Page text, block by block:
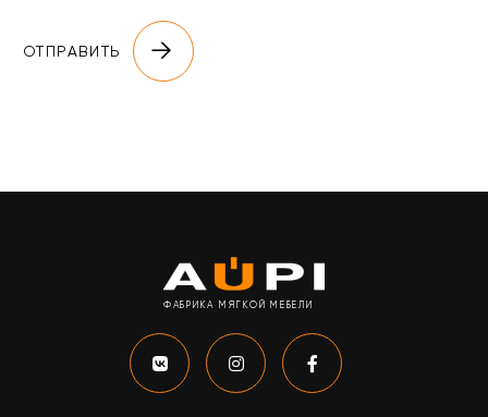
ОТПРАВИТЬ
ФАБРИКА МЯГКОЙ МЕБЕЛИ